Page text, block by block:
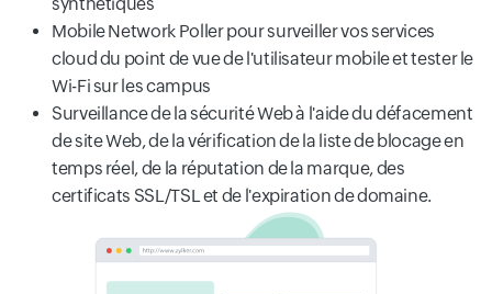
Mobile Network Poller pour surveiller vos services
cloud du point de vue de l'utilisateur mobile et tester le
Wi-Fi sur les campus
Surveillance de la sécurité Web à l'aide du défacement
de site Web, de la vérification de la liste de blocage en
temps réel, de la réputation de la marque, des
certificats SSL/TSL et de l'expiration de domaine.